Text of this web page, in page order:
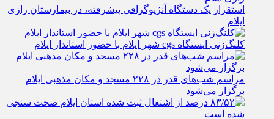
استقرار یک دستگاه آنژیوگرافی پیشرفته، در بیمارستان رازی
ایلام
کلنگ‌زنی ایستگاه cgs شهر ایلام با حضور استاندار ایلام
مراسم شب‌های قدر در ۲۲۸ مسجد و مکان مذهبی ایلام
برگزار می‌شود